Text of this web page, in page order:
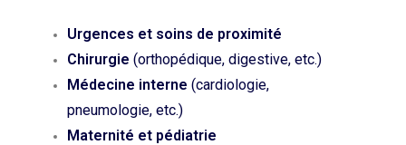
Urgences et soins de proximité
Chirurgie (orthopédique, digestive, etc.)
Médecine interne (cardiologie,
pneumologie, etc.)
Maternité et pédiatrie